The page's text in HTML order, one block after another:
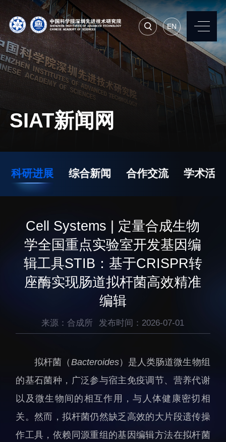
EN
常用系统 人才招聘 联系我们
机构简介
院长寄语
现任领导
统计数据
研究机构
研究队伍
通知公告
先进集成技术研究所
生物医学与健康工程研
生物医药与技术研究所
脑认知与脑疾病研究所
合成生物学研究所
材料人工智能研究所
碳中和技术研究所
科学仪器所（筹）
先进电子材料研究所
人才概况
人才介绍
综合处
科研管理处
SIAT新闻网
科研进展 综合新闻 合作交流 学术活动
Cell Systems | 定量合成生物
学全国重点实验室开发基因编
辑工具STIB：基于CRISPR转
座酶实现肠道拟杆菌高效精准
编辑
来源：合成所 发布时间：2026-07-01
拟杆菌（Bacteroides）是人类肠道微生物组
的基石菌种，广泛参与宿主免疫调节、营养代谢
以及微生物间的相互作用，与人体健康密切相
关。然而，拟杆菌仍然缺乏高效的大片段遗传操
作工具，依赖同源重组的基因编辑方法在拟杆菌